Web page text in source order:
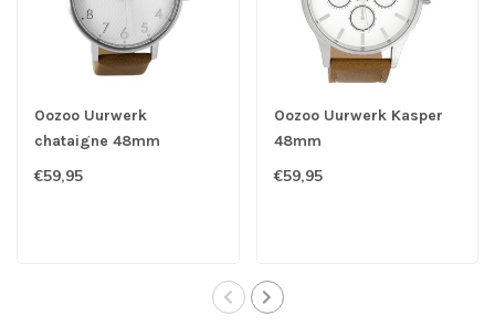
Oozoo Uurwerk
chataigne 48mm
€59,95
Oozoo Uurwerk Kasper
48mm
€59,95